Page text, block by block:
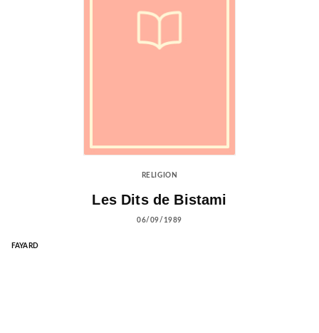
RELIGION
Les Dits de Bistami
06/09/1989
FAYARD